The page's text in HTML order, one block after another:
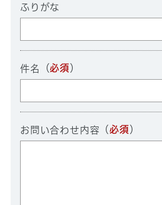
ふりがな
件名 （必須 ）
お問い合わせ内容 （必須 ）